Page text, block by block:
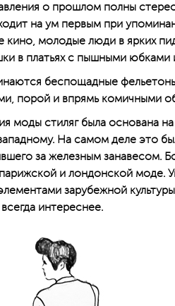
о прошлом полны
на ум первым при
кино, молодые люди в ярких
в платьях с пышными
беспощадные
порой и впрямь комичными
моды стиляг была основана
На самом деле это
за железным занавесом.
и лондонской моде.
зарубежной
интереснее.